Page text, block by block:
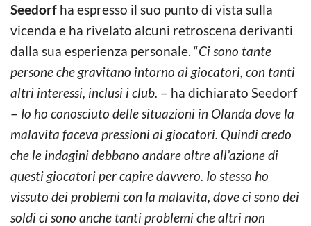
Seedorf ha espresso il suo punto di vista sulla
vicenda e ha rivelato alcuni retroscena derivanti
dalla sua esperienza personale. “Ci sono tante
persone che gravitano intorno ai giocatori, con tanti
altri interessi, inclusi i club. – ha dichiarato Seedorf
– Io ho conosciuto delle situazioni in Olanda dove la
malavita faceva pressioni ai giocatori. Quindi credo
che le indagini debbano andare oltre all’azione di
questi giocatori per capire davvero. Io stesso ho
vissuto dei problemi con la malavita, dove ci sono dei
soldi ci sono anche tanti problemi che altri non